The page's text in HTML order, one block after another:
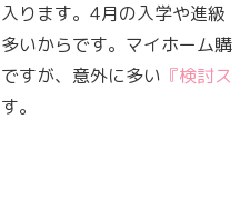
ります。4月の入学や進級
いからです。マイホーム購
すが、意外に多い 『検討ス
。